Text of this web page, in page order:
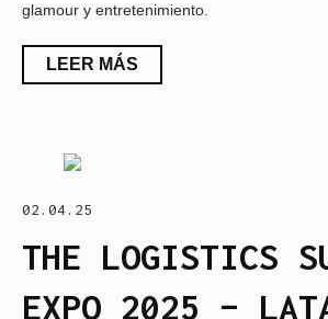
glamour y entretenimiento.
LEER MÁS
02.04.25
THE LOGISTICS
EXPO 2025 –